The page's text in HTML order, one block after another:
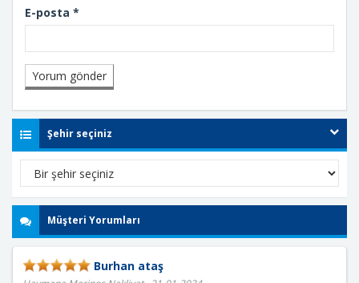
E-posta *
Şehir seçiniz
Müşteri Yorumları
Burhan ataş